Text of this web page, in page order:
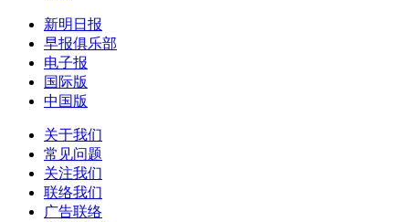
新明日报
早报俱乐部
电子报
国际版
中国版
关于我们
常见问题
关注我们
联络我们
广告联络